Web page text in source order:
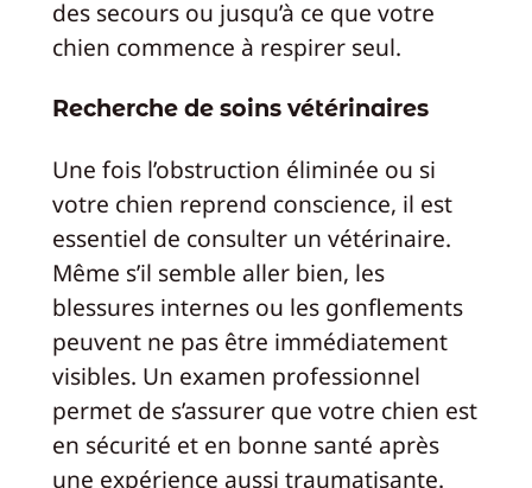
des secours ou jusqu’à ce que votre
chien commence à respirer seul.
Recherche de soins vétérinaires
Une fois l’obstruction éliminée ou si
votre chien reprend conscience, il est
essentiel de consulter un vétérinaire.
Même s’il semble aller bien, les
blessures internes ou les gonflements
peuvent ne pas être immédiatement
visibles. Un examen professionnel
permet de s’assurer que votre chien est
en sécurité et en bonne santé après
une expérience aussi traumatisante.